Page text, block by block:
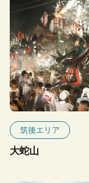
筑後エリア
大蛇山